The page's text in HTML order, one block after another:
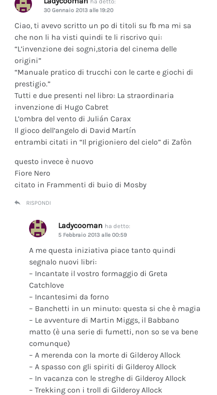
30 Gennaio 2013 alle 19:20
Ciao, ti avevo scritto un po di titoli su fb ma mi sa
che non li ha visti quindi te li riscrivo qui:
“L’invenzione dei sogni,storia del cinema delle
origini”
“Manuale pratico di trucchi con le carte e giochi di
prestigio.”
Tutti e due presenti nel libro: La straordinaria
invenzione di Hugo Cabret
L’ombra del vento di Julián Carax
Il gioco dell’angelo di David Martín
entrambi citati in “Il prigioniero del cielo” di Zafòn
questo invece è nuovo
Fiore Nero
citato in Frammenti di buio di Mosby
RISPONDI
Ladycooman ha detto:
5 Febbraio 2013 alle 00:59
A me questa iniziativa piace tanto quindi
segnalo nuovi libri:
– Incantate il vostro formaggio di Greta
Catchlove
– Incantesimi da forno
– Banchetti in un minuto: questa si che è magia
– Le avventure di Martin Miggs, il Babbano
matto (è una serie di fumetti, non so se va bene
comunque)
– A merenda con la morte di Gilderoy Allock
– A spasso con gli spiriti di Gilderoy Allock
– In vacanza con le streghe di Gilderoy Allock
– Trekking con i troll di Gilderoy Allock